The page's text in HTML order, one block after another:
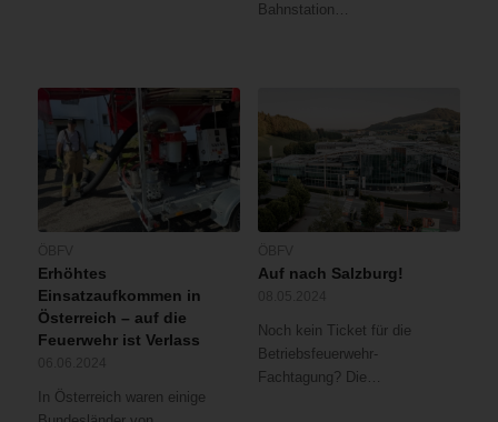
Bahnstation…
Erhöhtes
Einsatzaufkommen in
Österreich – auf die
Feuerwehr ist Verlass
In Österreich waren einige
Auf nach Salzburg!
Noch kein Ticket für die
Betriebsfeuerwehr-
Fachtagung? Die…